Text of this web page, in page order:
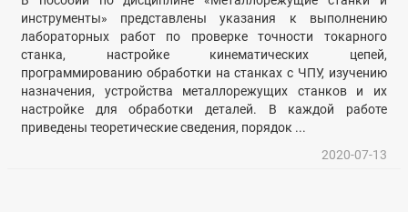
инструменты» представлены указания к выполнению
лабораторных работ по проверке точности токарного
станка, настройке кинематических цепей,
программированию обработки на станках с ЧПУ, изучению
назначения, устройства металлорежущих станков и их
настройке для обработки деталей. В каждой работе
приведены теоретические сведения, порядок ...
2020-07-13